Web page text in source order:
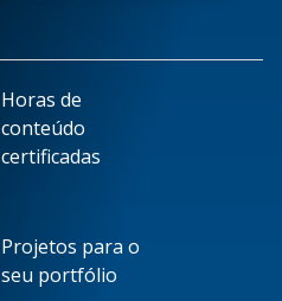
Horas de
conteúdo
certificadas
Projetos para o
seu portfólio